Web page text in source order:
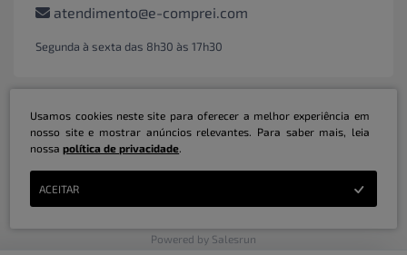
atendimento@e-comprei.com
Segunda à sexta das 8h30 às 17h30
Marketplace B2B Serviços Inteligentes Ltda | CNPJ: 31.415.786/0001-31 | ©
Powered by Salesrun
Usamos cookies neste site para oferecer a melhor experiência em
nosso site e mostrar anúncios relevantes. Para saber mais, leia
nossapolítica de privacidade.
ACEITAR